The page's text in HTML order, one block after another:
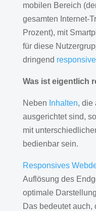
mobilen Bereich
gesamten Internet-
Prozent), mit
für diese
dringend
Was ist eigentlich
Neben Inhalten, die
ausgerichtet sind,
mit
bedienbar sein.
Responsives
Auflösung des
optimale
Das bedeutet auch,